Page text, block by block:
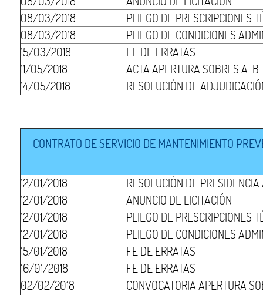
08/03/2018
PLIEGO DE PRESCRIPCIONES
08/03/2018
PLIEGO DE CONDICIONES
15/03/2018
FE DE ERRATAS
11/05/2018
ACTA APERTURA SOBRES A-
14/05/2018
RESOLUCIÓN DE
CONTRATO DE SERVICIO DE MANTENIMIENTO
12/01/2018
RESOLUCIÓN DE
12/01/2018
ANUNCIO DE LICITACIÓN
12/01/2018
PLIEGO DE PRESCRIPCIONES
12/01/2018
PLIEGO DE CONDICIONES
15/01/2018
FE DE ERRATAS
16/01/2018
FE DE ERRATAS
02/02/2018
CONVOCATORIA APERTURA